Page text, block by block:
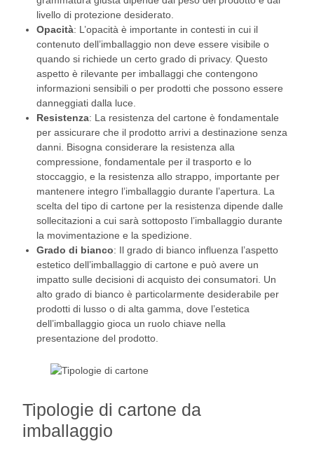
livello di protezione desiderato.
Opacità: L’opacità è importante in contesti in cui il
contenuto dell’imballaggio non deve essere visibile o
quando si richiede un certo grado di privacy. Questo
aspetto è rilevante per imballaggi che contengono
informazioni sensibili o per prodotti che possono essere
danneggiati dalla luce.
Resistenza: La resistenza del cartone è fondamentale
per assicurare che il prodotto arrivi a destinazione senza
danni. Bisogna considerare la resistenza alla
compressione, fondamentale per il trasporto e lo
stoccaggio, e la resistenza allo strappo, importante per
mantenere integro l’imballaggio durante l’apertura. La
scelta del tipo di cartone per la resistenza dipende dalle
sollecitazioni a cui sarà sottoposto l’imballaggio durante
la movimentazione e la spedizione.
Grado di bianco: Il grado di bianco influenza l’aspetto
estetico dell’imballaggio di cartone e può avere un
impatto sulle decisioni di acquisto dei consumatori. Un
alto grado di bianco è particolarmente desiderabile per
prodotti di lusso o di alta gamma, dove l’estetica
dell’imballaggio gioca un ruolo chiave nella
presentazione del prodotto.
Tipologie di cartone da
imballaggio